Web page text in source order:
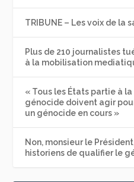
TRIBUNE – Les voix de la
Plus de 210 journalistes
à la mobilisation
« Tous les États partie à
génocide doivent agir
un génocide en cours »
Non, monsieur le
historiens de qualifier le